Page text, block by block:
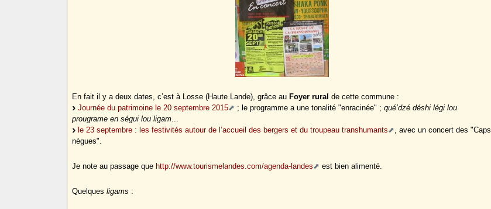
En fait il y a deux dates, c’est à Losse (Haute Lande), grâce au Foyer rural de cette commune :
Journée du patrimoine le 20 septembre 2015
; le programme a une tonalité "enracinée" ;qué’dzé déshi légi lou
prougrame en ségui lou ligam...
le 23 septembre : les festivités autour de l’accueil des bergers et du troupeau transhumants
, avec un concert des "Caps
nègues".
Je note au passage que http://www.tourismelandes.com/agenda-landes est bien alimenté.
Quelquesligams :